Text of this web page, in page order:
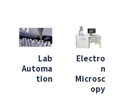
Electro
n
Microsc
opy
Lab
Automa
tion